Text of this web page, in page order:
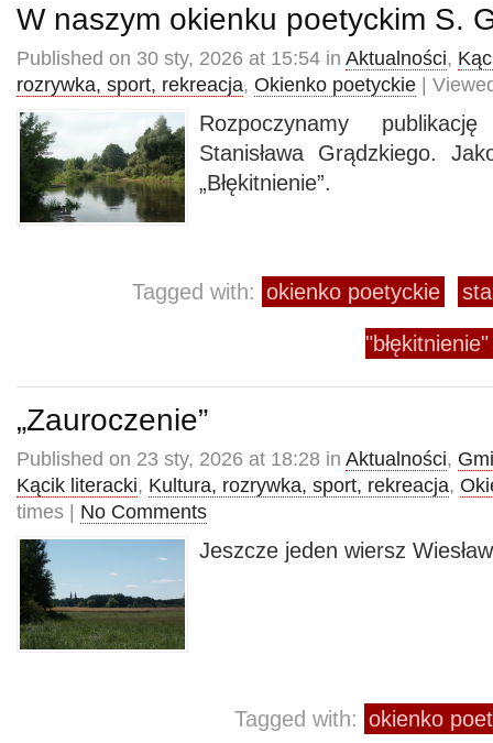
W naszym okienku poetyckim S.
Published on 30 sty, 2026 at 15:54 in Aktualności,
rozrywka, sport, rekreacja, Okienko poetyckie |
Rozpoczynamy
Stanisława Grądzkiego.
„Błękitnienie”.
Tagged with: okienko poetyckie
"błękitnienie"
„Zauroczenie”
Published on 23 sty, 2026 at 18:28 in Aktualności,
Kącik literacki, Kultura, rozrywka, sport, rekreacja,
times | No Comments
Jeszcze jeden wiersz
Tagged with: okienko